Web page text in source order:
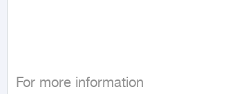
For more information